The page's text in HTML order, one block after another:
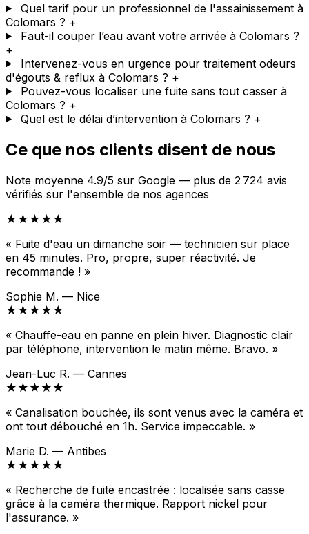
Quel tarif pour un professionnel de l'assainissement à
Colomars ? +
Faut-il couper l’eau avant votre arrivée à Colomars ?
+
Intervenez-vous en urgence pour traitement odeurs
d'égouts & reflux à Colomars ? +
Pouvez-vous localiser une fuite sans tout casser à
Colomars ? +
Quel est le délai d’intervention à Colomars ? +
Ce que nos clients disent de nous
Note moyenne 4.9/5 sur Google — plus de 2 724 avis
vérifiés sur l'ensemble de nos agences
★★★★★
« Fuite d'eau un dimanche soir — technicien sur place
en 45 minutes. Pro, propre, super réactivité. Je
recommande ! »
Sophie M. — Nice
★★★★★
« Chauffe-eau en panne en plein hiver. Diagnostic clair
par téléphone, intervention le matin même. Bravo. »
Jean-Luc R. — Cannes
★★★★★
« Canalisation bouchée, ils sont venus avec la caméra et
ont tout débouché en 1h. Service impeccable. »
Marie D. — Antibes
★★★★★
« Recherche de fuite encastrée : localisée sans casse
grâce à la caméra thermique. Rapport nickel pour
l'assurance. »